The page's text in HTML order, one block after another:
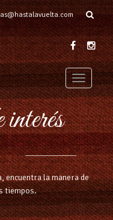
T
o
g
g
l
e
n
a
v
g
encuentra la manera de
tiempos.